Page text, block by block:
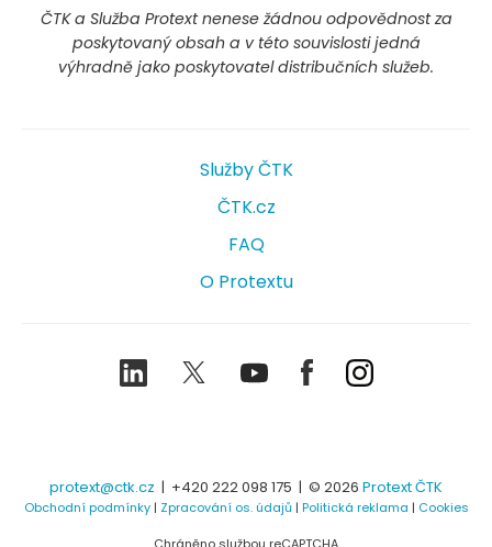
ČTK a Služba Protext nenese žádnou odpovědnost za
poskytovaný obsah a v této souvislosti jedná
výhradně jako poskytovatel distribučních služeb.
Služby ČTK
ČTK.cz
FAQ
O Protextu
LinkedIn TwitterYoutubeFacebookInstagram
protext@ctk.cz | +420 222 098 175 | © 2026 Protext ČTK
Obchodní podmínky| Zpracování os. údajů| Politická reklama | Cookies